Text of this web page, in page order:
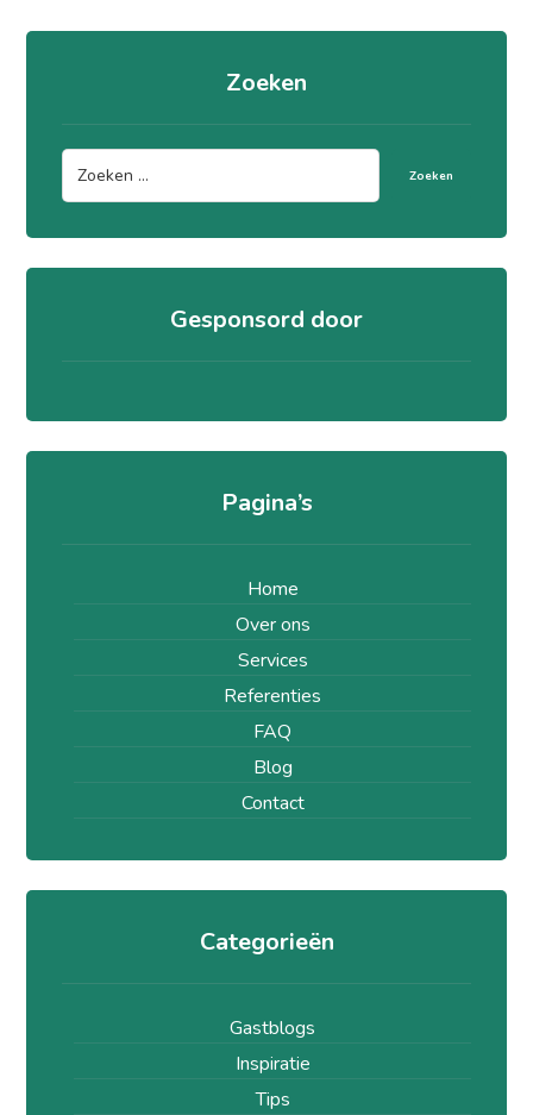
Zoeken
Zoeken
Gesponsord door
Pagina’s
Home
Over ons
Services
Referenties
FAQ
Blog
Contact
Categorieën
Gastblogs
Inspiratie
Tips